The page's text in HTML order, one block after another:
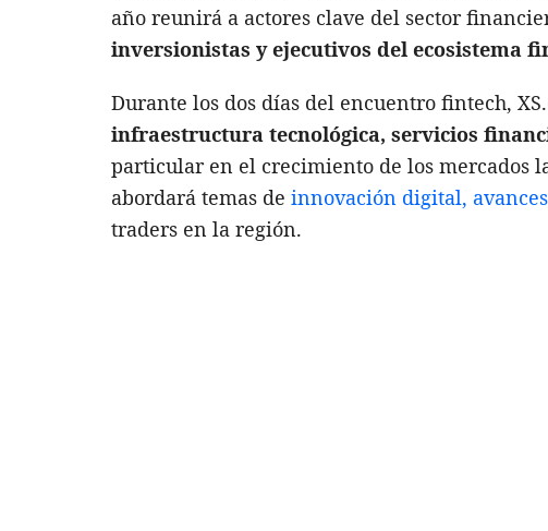
año reunirá a actores clave del sector
inversionistas y ejecutivos del ecosistema
Durante los dos días del encuentro fintech,
infraestructura tecnológica, servicios
particular en el crecimiento de los mercados
abordará temas de innovación digital,
traders en la región.